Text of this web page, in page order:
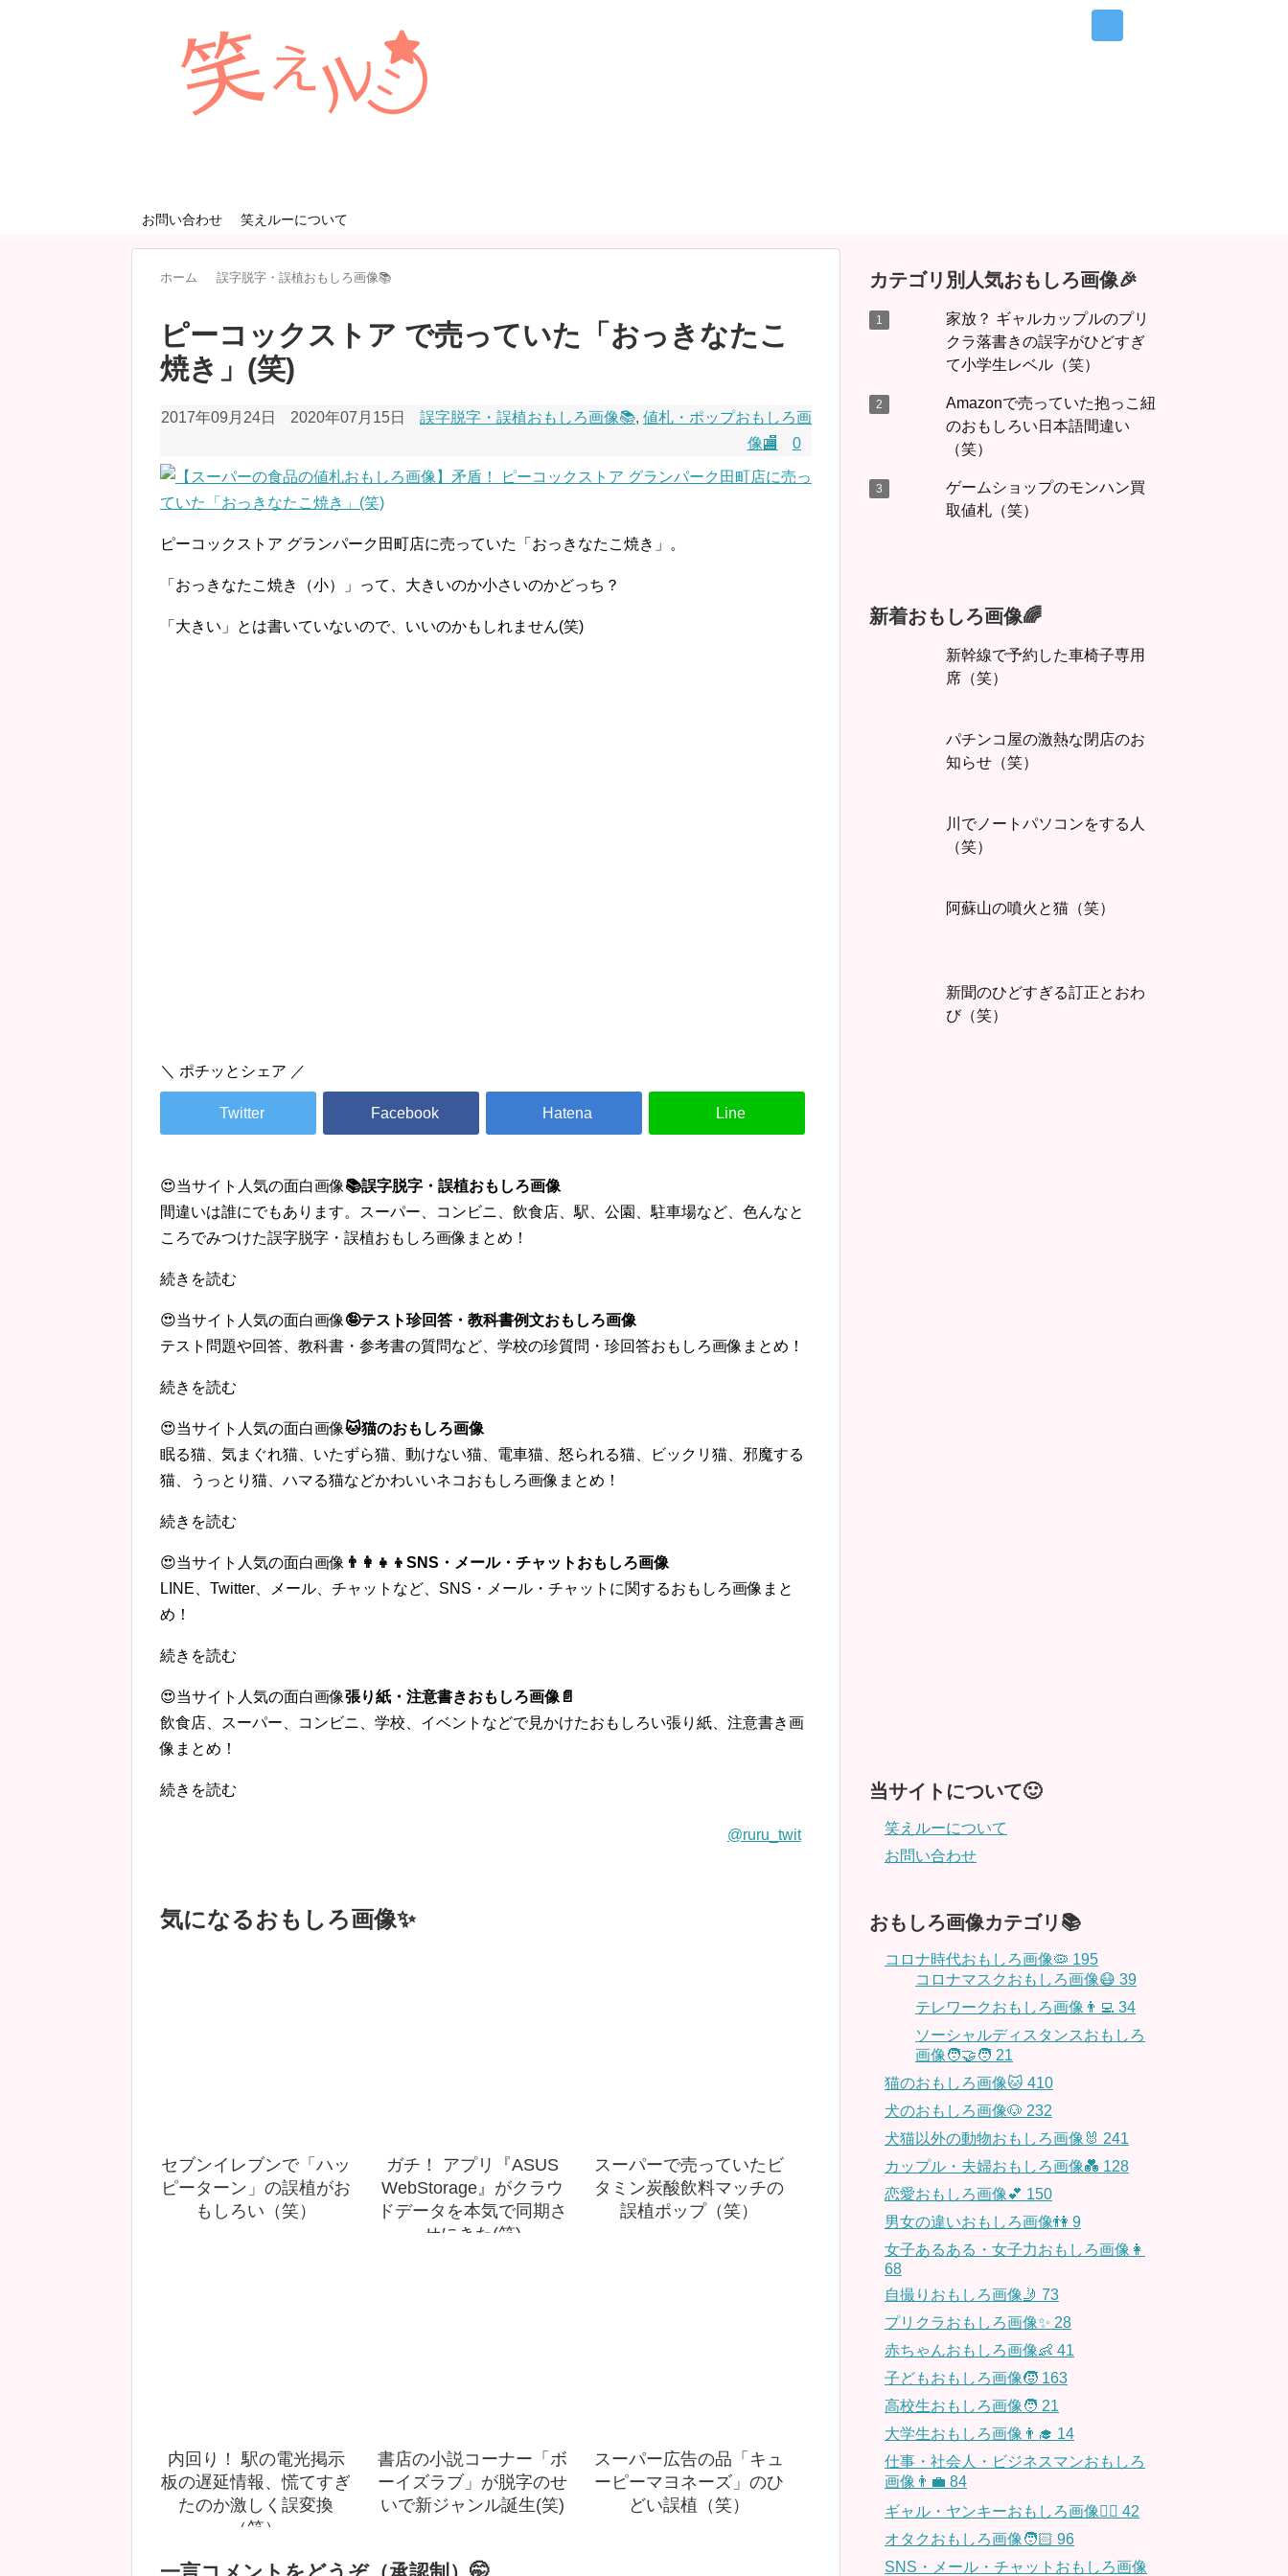
お問い合わせ 笑えルーについて
ホーム 誤字脱字・誤植おもしろ画像📚
ピーコックストア で売っていた「おっきなたこ
焼き」(笑)
2017年09月24日 2020年07月15日 誤字脱字・誤植おもしろ画像📚, 値札・ポップおもしろ画
像🏬
0
ピーコックストア グランパーク田町店に売っていた「おっきなたこ焼き」。
「おっきなたこ焼き（小）」って、大きいのか小さいのかどっち？
「大きい」とは書いていないので、いいのかもしれません(笑)
＼ ポチッとシェア ／
😍当サイト人気の面白画像📚誤字脱字・誤植おもしろ画像
間違いは誰にでもあります。スーパー、コンビニ、飲食店、駅、公園、駐車場など、色んなと
ころでみつけた誤字脱字・誤植おもしろ画像まとめ！
続きを読む
😍当サイト人気の面白画像🤪テスト珍回答・教科書例文おもしろ画像
テスト問題や回答、教科書・参考書の質問など、学校の珍質問・珍回答おもしろ画像まとめ！
続きを読む
😍当サイト人気の面白画像🐱猫のおもしろ画像
眠る猫、気まぐれ猫、いたずら猫、動けない猫、電車猫、怒られる猫、ビックリ猫、邪魔する
猫、うっとり猫、ハマる猫などかわいいネコおもしろ画像まとめ！
続きを読む
😍当サイト人気の面白画像 👨‍👩‍👧‍👦SNS・メール・チャットおもしろ画像
LINE、Twitter、メール、チャットなど、SNS・メール・チャットに関するおもしろ画像まと
め！
続きを読む
😍当サイト人気の面白画像張り紙・注意書きおもしろ画像📄
飲食店、スーパー、コンビニ、学校、イベントなどで見かけたおもしろい張り紙、注意書き画
像まとめ！
続きを読む
@ruru_twit
気になるおもしろ画像✨
セブンイレブンで「ハッ
ピーターン」の誤植がお
もしろい（笑）
ガチ！ アプリ『ASUS
WebStorage』がクラウ
ドデータを本気で同期さ
せにきた(笑)
スーパーで売っていたビ
タミン炭酸飲料マッチの
誤植ポップ（笑）
内回り！ 駅の電光掲示
板の遅延情報、慌てすぎ
たのか激しく誤変換
（笑）
書店の小説コーナー「ボ
ーイズラブ」が脱字のせ
いで新ジャンル誕生(笑)
スーパー広告の品「キュ
ーピーマヨネーズ」のひ
どい誤植（笑）
一言コメントをどうぞ（承認制）🤭
カテゴリ別人気おもしろ画像🎉
家放？ ギャルカップルのプリ
クラ落書きの誤字がひどすぎ
て小学生レベル（笑）
Amazonで売っていた抱っこ紐
のおもしろい日本語間違い
（笑）
ゲームショップのモンハン買
取値札（笑）
新着おもしろ画像🌈
新幹線で予約した車椅子専用
席（笑）
パチンコ屋の激熱な閉店のお
知らせ（笑）
川でノートパソコンをする人
（笑）
阿蘇山の噴火と猫（笑）
新聞のひどすぎる訂正とおわ
び（笑）
当サイトについて🙂
笑えルーについて
お問い合わせ
おもしろ画像カテゴリ📚
コロナ時代おもしろ画像🦠 195
コロナマスクおもしろ画像😷 39
テレワークおもしろ画像👨‍💻 34
ソーシャルディスタンスおもしろ
画像🧑‍🤝‍🧑 21
猫のおもしろ画像🐱 410
犬のおもしろ画像🐶 232
犬猫以外の動物おもしろ画像🐰 241
カップル・夫婦おもしろ画像💑 128
恋愛おもしろ画像💕 150
男女の違いおもしろ画像👫 9
女子あるある・女子力おもしろ画像👩
68
自撮りおもしろ画像🤳 73
プリクラおもしろ画像✨ 28
赤ちゃんおもしろ画像👶 41
子どもおもしろ画像🧒 163
高校生おもしろ画像🧑 21
大学生おもしろ画像👨‍🎓 14
仕事・社会人・ビジネスマンおもしろ
画像👨‍💼 84
ギャル・ヤンキーおもしろ画像👱‍♀️ 42
オタクおもしろ画像🧑🏻 96
SNS・メール・チャットおもしろ画像